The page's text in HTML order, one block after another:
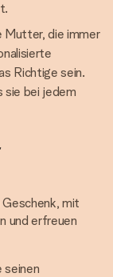
Mutter, die immer
Richtige sein.
sie bei jedem
mit
und erfreuen
seinen